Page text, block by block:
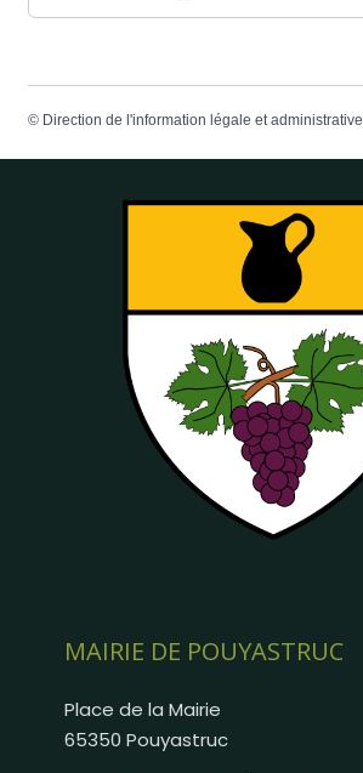
© Direction de l'information légale et administrative
MAIRIE DE POUYASTRUC
Place de la Mairie
65350 Pouyastruc